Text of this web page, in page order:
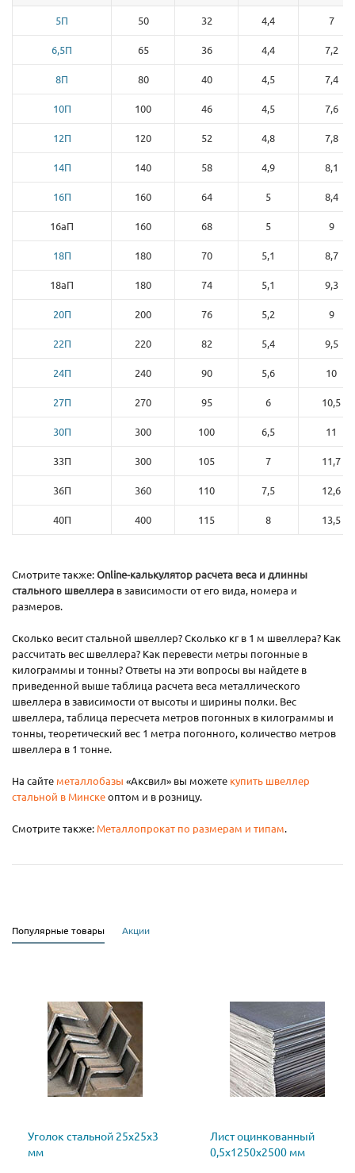
5П 50 32 4,4 7
6,5П 65 36 4,4 7,2
8П 80 40 4,5 7,4
10П 100 46 4,5 7,6
12П 120 52 4,8 7,8
14П 140 58 4,9 8,1
16П 160 64 5 8,4
16аП 160 68 5 9
18П 180 70 5,1 8,7
18аП 180 74 5,1 9,3
20П 200 76 5,2 9
22П 220 82 5,4 9,5
24П 240 90 5,6 10
27П 270 95 6 10,5
30П 300 100 6,5 11
33П 300 105 7 11,7
36П 360 110 7,5 12,6
40П 400 115 8 13,5
Смотрите также:Online-калькулятор расчета веса и длинны
стального швеллера в зависимости от его вида, номера и
размеров.
Сколько весит стальной швеллер? Сколько кг в 1 м швеллера? Как
рассчитать вес швеллера? Как перевести метры погонные в
килограммы и тонны? Ответы на эти вопросы вы найдете в
приведенной выше таблица расчета веса металлического
швеллера в зависимости от высоты и ширины полки. Вес
швеллера, таблица пересчета метров погонных в килограммы и
тонны, теоретический вес 1 метра погонного, количество метров
швеллера в 1 тонне.
На сайте металлобазы «Аксвил» вы можете купить швеллер
стальной в Минскеоптом и в розницу.
Смотрите также: Металлопрокат по размерам и типам.
Популярные товары Акции
Уголок стальной 25х25х3
мм
Лист оцинкованный
0,5х1250х2500 мм